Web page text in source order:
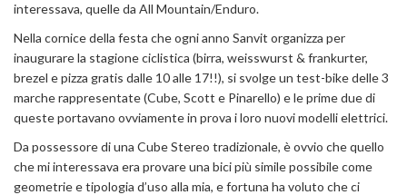
interessava, quelle da All Mountain/Enduro.
Nella cornice della festa che ogni anno Sanvit organizza per
inaugurare la stagione ciclistica (birra, weisswurst & frankurter,
brezel e pizza gratis dalle 10 alle 17!!), si svolge un test-bike delle 3
marche rappresentate (Cube, Scott e Pinarello) e le prime due di
queste portavano ovviamente in prova i loro nuovi modelli elettrici.
Da possessore di una Cube Stereo tradizionale, è ovvio che quello
che mi interessava era provare una bici più simile possibile come
geometrie e tipologia d’uso alla mia, e fortuna ha voluto che ci